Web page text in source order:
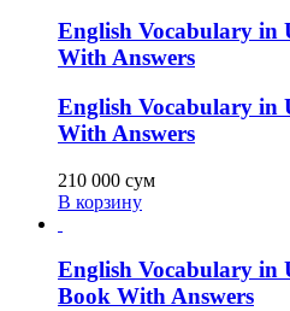
English Vocabulary in
With Answers
English Vocabulary in
With Answers
210 000 сум
В корзину
English Vocabulary in
Book With Answers